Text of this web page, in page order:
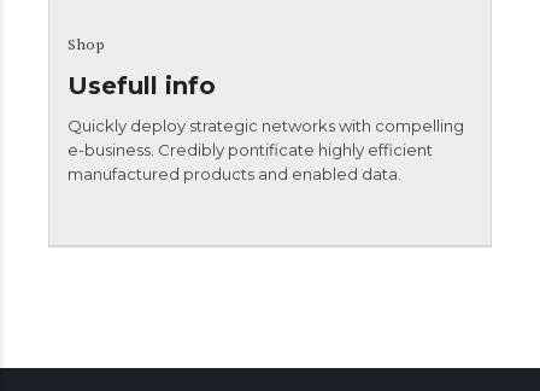
Shop
Usefull info
Quickly deploy strategic networks with compelling
e-business. Credibly pontificate highly efficient
manufactured products and enabled data.